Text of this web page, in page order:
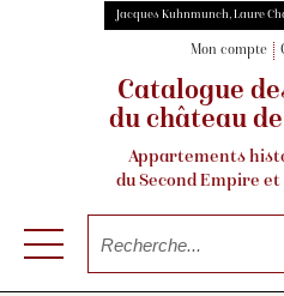
Jacques Kuhnmunch, Laure
Mon compte
Catalogue
du château
Appartements
du Second Empire